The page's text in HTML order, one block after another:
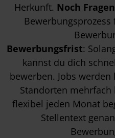
Herkunft. Noch
Bewerbungsfrist:
kannst du dich
bewerben. Jobs
Standorten
flexibel jeden Monat
Stellentext